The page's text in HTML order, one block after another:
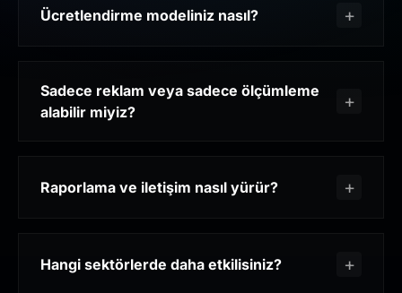
Ücretlendirme modeliniz nasıl?
Sadece reklam veya sadece ölçümleme
alabilir miyiz?
Raporlama ve iletişim nasıl yürür?
Hangi sektörlerde daha etkilisiniz?